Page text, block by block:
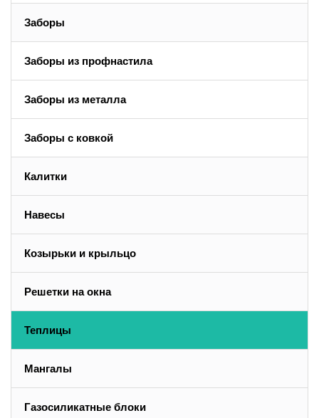
Заборы
Заборы из профнастила
Заборы из металла
Заборы с ковкой
Калитки
Навесы
Козырьки и крыльцо
Решетки на окна
Теплицы
Мангалы
Газосиликатные блоки